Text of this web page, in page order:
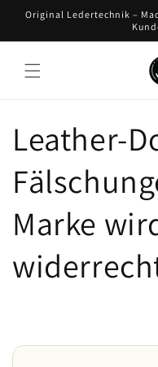
zum
Original Ledertechnik –
Leather-
Marke